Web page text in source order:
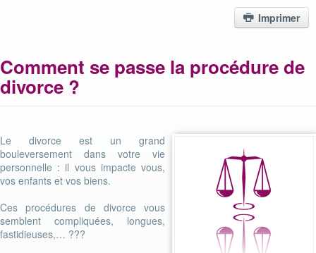
Imprimer
Comment se passe la procédure de
divorce ?
Le divorce est un grand
bouleversement dans votre vie
personnelle : il vous impacte vous,
vos enfants et vos biens.
Ces procédures de divorce vous
semblent compliquées, longues,
fastidieuses,… ???